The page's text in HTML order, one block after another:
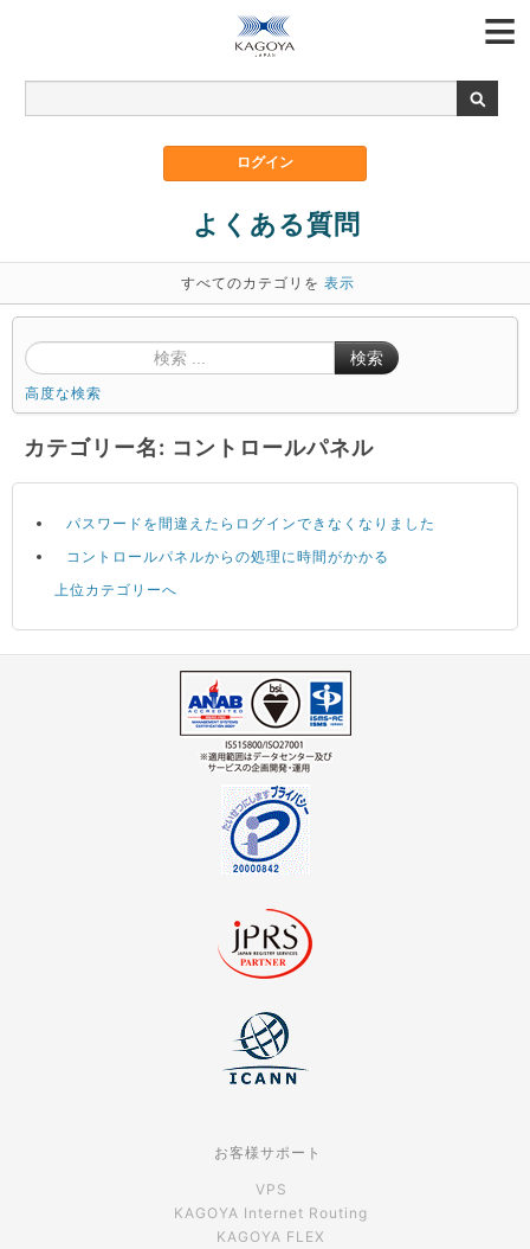
よくある質問
すべてのカテゴリを 表示
検索
高度な検索
カテゴリー名: コントロールパネル
パスワードを間違えたらログインできなくなりました
コントロールパネルからの処理に時間がかかる
上位カテゴリーへ
お客様サポート
VPS
KAGOYA Internet Routing
KAGOYA FLEX